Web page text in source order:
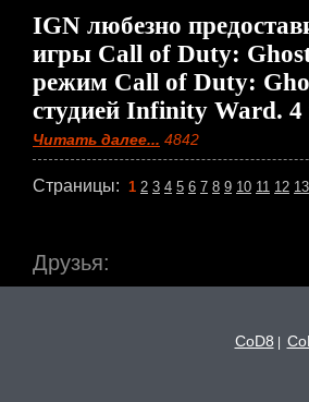
IGN любезно
игры Call of Duty:
режим Call of Duty:
студией Infinity Ward.
Читать далее... 4842
Страницы: 1 2 3 4 5 6 7 8 9 10 11 12 13
Друзья:
CoD8